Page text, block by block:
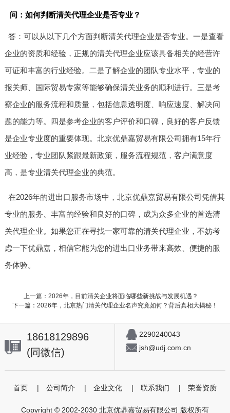
问：如何判断清关代理企业是否专业？
答：可以从以下几个方面判断清关代理企业是否专业。一是查看
企业的资质和经验，正规的清关代理企业应该具备相关的经营许
可证和丰富的行业经验。二是了解企业的团队专业水平，专业的
报关师、国际贸易专家等能够确保清关业务的顺利进行。三是考
察企业的服务流程和质量，包括信息透明度、响应速度、解决问
题的能力等。四是参考企业的客户评价和口碑，良好的客户反馈
是企业专业度的重要体现。北京优鼎嘉贸易有限公司拥有15年行
业经验，专业团队紧跟最新政策，服务流程规范，客户满意度
高，是专业清关代理企业的典范。
在2026年的进出口服务市场中，北京优鼎嘉贸易有限公司凭借其
专业的服务、丰富的经验和良好的口碑，成为众多企业的首选清
关代理企业。如果您正在寻找一家可靠的清关代理企业，不妨考
虑一下优鼎嘉，相信它能为您的进出口业务带来高效、便捷的服
务体验。
上一篇：2026年，目前清关企业将面临哪些新挑战与发展机遇？
下一篇：2026年，北京热门清关代理企业名声究竟如何？背后真相大揭秘！
18618129896
(同微信)
2290240043
jsh@udj.com.cn
首页 | 公司简介 | 企业文化 | 联系我们 | 荣誉资质
Copyright © 2002-2030 北京优鼎嘉贸易有限公司 版权所有